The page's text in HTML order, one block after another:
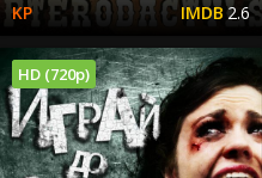
2.6
HD (720p)